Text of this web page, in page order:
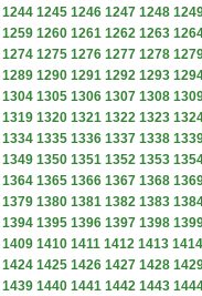
1244 1245 1246 1247 1248
1259 1260 1261 1262 1263
1274 1275 1276 1277 1278
1289 1290 1291 1292 1293
1304 1305 1306 1307 1308
1319 1320 1321 1322 1323
1334 1335 1336 1337 1338
1349 1350 1351 1352 1353
1364 1365 1366 1367 1368
1379 1380 1381 1382 1383
1394 1395 1396 1397 1398
1409 1410 1411 1412 1413 1414
1424 1425 1426 1427 1428
1439 1440 1441 1442 1443